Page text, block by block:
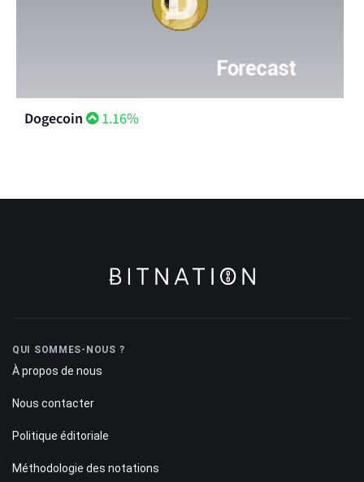
Dogecoin 1.16%
QUI SOMMES-NOUS ?
À propos de nous
Nous contacter
Politique éditoriale
Méthodologie des notations